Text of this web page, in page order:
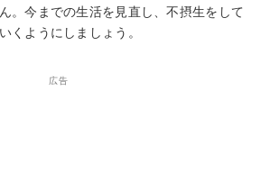
。今までの生活を見直し、不摂生をして
くようにしましょう。
広告